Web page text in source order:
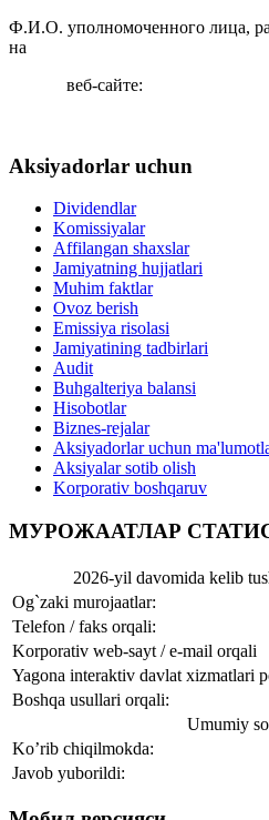
‎Ф.И.О. уполномоченного лица,
на
веб-
Aksiyadorlar uchun
Dividendlar
Komissiyalar
Affilangan shaxslar
Jamiyatning hujjatlari
Muhim faktlar
Ovoz berish
Emissiya risolasi
Jamiyatining tadbirlari
Audit
Buhgalteriya balansi
Hisobotlar
Biznes-rejalar
Aksiyadorlar uchun
Aksiyalar sotib olish
Korporativ boshqaruv
МУРОЖААТЛАР
2026-yil davomida kelib
Og`zaki murojaatlar:
Telefon / faks orqali:
Korporativ web-sayt / e-mail orqali
Yagona interaktiv davlat xizmatlari
Boshqa usullari orqali:
Umumiy
Ko’rib chiqilmokda:
Javob yuborildi: